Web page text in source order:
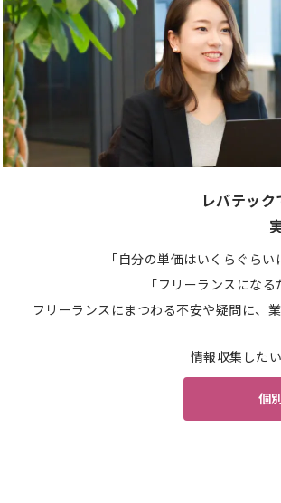
レバテッ
「自分の単価はいくらぐら
「フリーランスにな
フリーランスにまつわる不安や疑問に、
情報収集した
個